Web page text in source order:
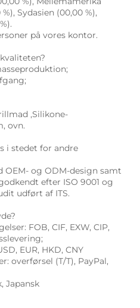
Sydasien (00,00 %),
på vores kontor.
,Silikone-
ovn.
i stedet for andre
OEM- og ODM-design samt
efter ISO 9001 og
udført af ITS.
FOB, CIF, EXW, CIP,
EUR, HKD, CNY
overførsel (T/T), PayPal,
Japansk